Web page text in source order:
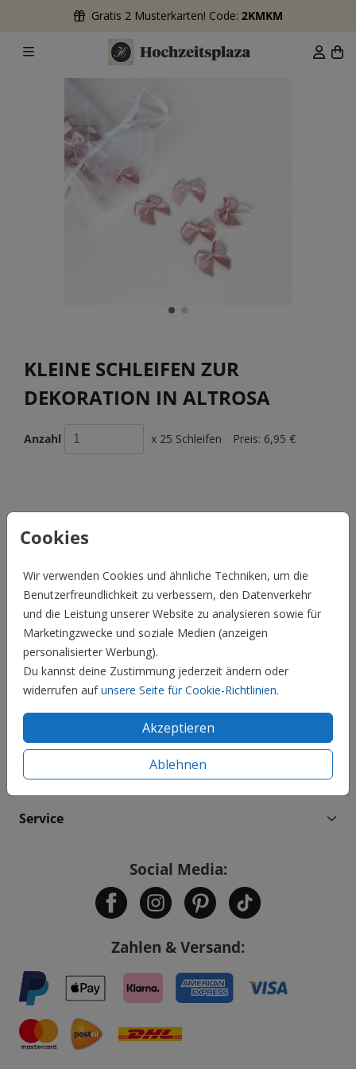
Gratis 2 Musterkarten! Code: 2KMKM
Cookies
Wir verwenden Cookies und ähnliche Techniken, um die
Benutzerfreundlichkeit zu verbessern, den Datenverkehr
und die Leistung unserer Website zu analysieren sowie für
Marketingzwecke und soziale Medien (anzeigen
personalisierter Werbung).
Du kannst deine Zustimmung jederzeit ändern oder
widerrufen aufunsere Seite für Cookie-Richtlinien.
Akzeptieren
Ablehnen
KLEINE SCHLEIFEN ZUR
DEKORATION IN ALTROSA
Anzahl x 25 Schleifen Preis: 6,95 €
Kleine Schleifen in Altrosa für Eure Hochzeitspapeterie. Die
und können damit ganz einfach auf Euren Hochzeitskarten
angebracht werden. Ihr bekommt die Schleifen zu 25 Stück
in einem Säckchen geliefert.
Preis:6,95 € für 25 Schleifen
Hochzeit
Informationen
Service
Social Media:
Zahlen & Versand: